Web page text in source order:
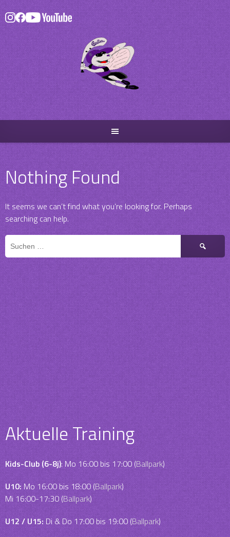
Skip
to
content
Nothing Found
It seems we can’t find what you’re looking for. Perhaps
searching can help.
Suchen
Aktuelle Training
Kids-Club (6-8j): Mo 16:00 bis 17:00 (Ballpark)
U10: Mo 16:00 bis 18:00 (Ballpark)
Mi 16:00-17:30 (Ballpark)
U12 / U15: Di & Do 17:00 bis 19:00 (Ballpark)